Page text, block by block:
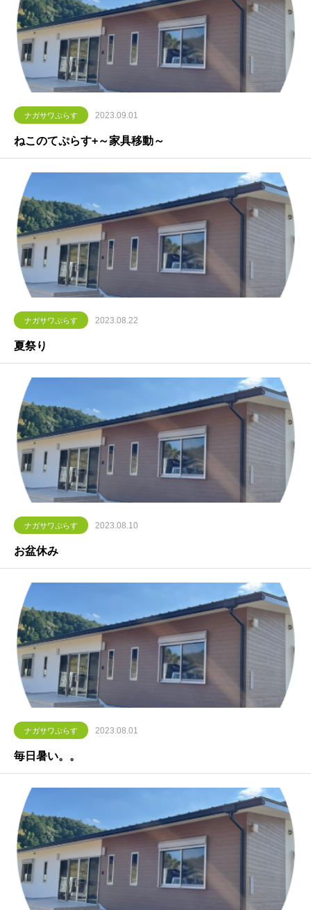
ナガサワぷらす 2023.09.01
ねこのてぷらす+～家具移動～
ナガサワぷらす 2023.08.22
夏祭り
ナガサワぷらす 2023.08.10
お盆休み
ナガサワぷらす 2023.08.01
毎日暑い。。